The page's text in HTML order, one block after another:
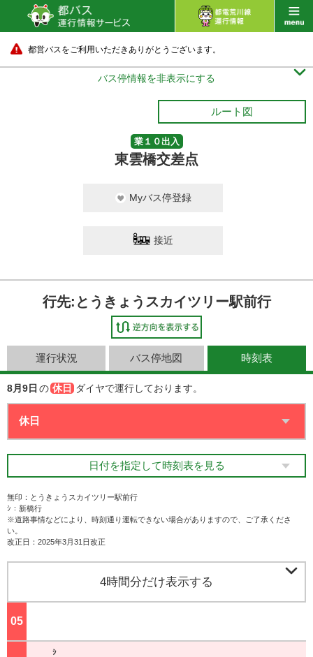
都営バスをご利用いただきありがとうございます。
バス停情報を非表示にする 
ルート図
業１０出入
東雲橋交差点
Myバス停登録
接近
行先:とうきょうスカイツリー駅前行
運行状況 バス停地図 時刻表
8月9日 の 休日 ダイヤで運行しております。
日付を指定して時刻表を見る
無印：とうきょうスカイツリー駅前行
ｼ：新橋行
※道路事情などにより、時刻通り運転できない場合がありますので、ご了承くださ
い。
改正日：2025年3月31日改正
4時間分だけ表示する 
05
ｼ